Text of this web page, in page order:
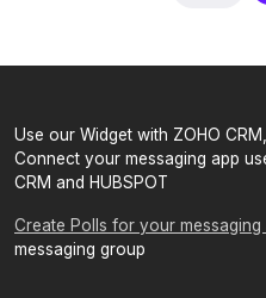
Use our Widget with ZOHO CRM,
Connect your messaging app
CRM and HUBSPOT
Create Polls for your messaging
messaging group